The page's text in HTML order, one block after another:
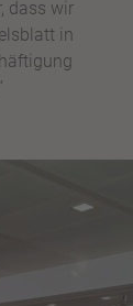
dass wir
in